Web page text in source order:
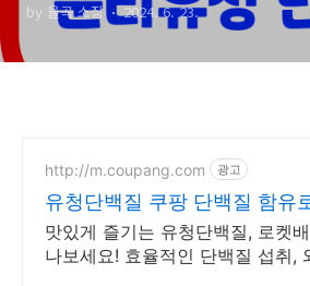
by 율곡 소장 2024. 6. 23.
http://m.coupang.com 광고
유청단백질 쿠팡 단백질 함유
맛있게 즐기는 유청단백질, 로켓
나보세요! 효율적인 단백질 섭취,